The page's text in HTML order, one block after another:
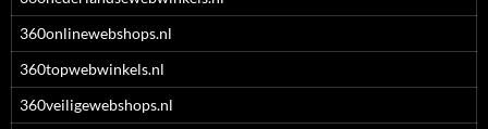
360onlinewebshops.nl
360topwebwinkels.nl
360veiligewebshops.nl